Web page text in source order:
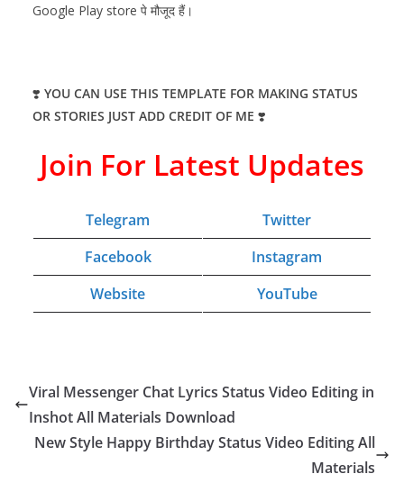
Google Play store पे मौजूद हैं।
❣️ YOU CAN USE THIS TEMPLATE FOR MAKING STATUS
OR STORIES JUST ADD CREDIT OF ME ❣️
Join For Latest Updates
Telegram
Twitter
Facebook
Instagram
Website
YouTube
Viral Messenger Chat Lyrics Status Video Editing in
Inshot All Materials Download
New Style Happy Birthday Status Video Editing All
Materials